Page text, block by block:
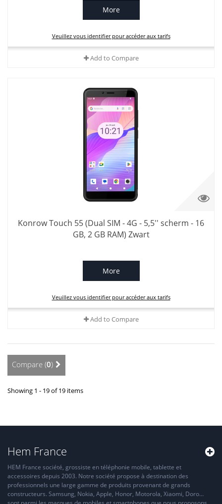
More
Veuillez vous identifier pour accéder aux tarifs
Add to Compare
Konrow Touch 55 (Dual SIM - 4G - 5,5'' scherm - 16
GB, 2 GB RAM) Zwart
More
Veuillez vous identifier pour accéder aux tarifs
Add to Compare
Compare (0)
Showing 1 - 19 of 19 items
Hem France
HEM France société, grossiste en téléphonie mobile, tablette et
accessoires depuis 2003. Notre société propose à destination des
professionnels une large gamme de produits provenant de grands
constructeurs. Samsung, Nokia, Apple, Honor, Motorola, Xiaomi, Doro…